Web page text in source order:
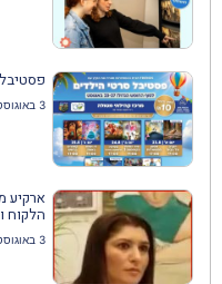
3 באוגוסט 2026
ארקיע
הלקוח
3 באוגוסט 2026